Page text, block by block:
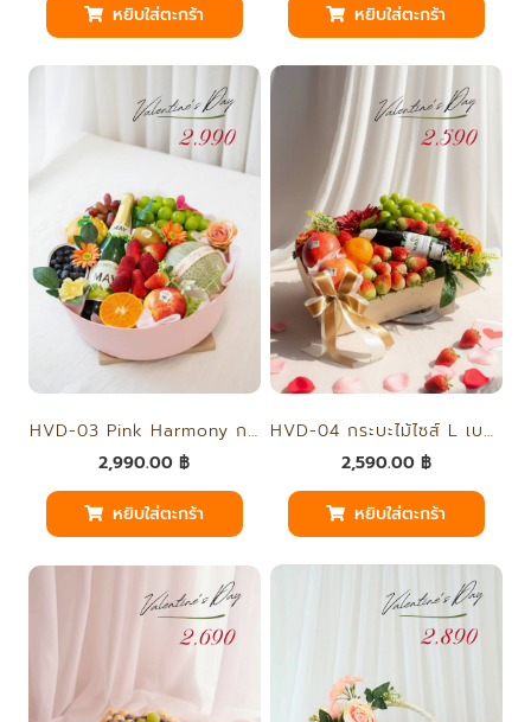
หยิบใส่ตะกร้า
หยิบใส่ตะกร้า
HVD-04 กระบะไม้ไซส์ L เบอรี่
2,590.00 ฿
หยิบใส่ตะกร้า
็HVD-03 Pink Harmony กล่องกลมชมพูไซส์ใหญ่
2,990.00฿
หยิบใส่ตะกร้า